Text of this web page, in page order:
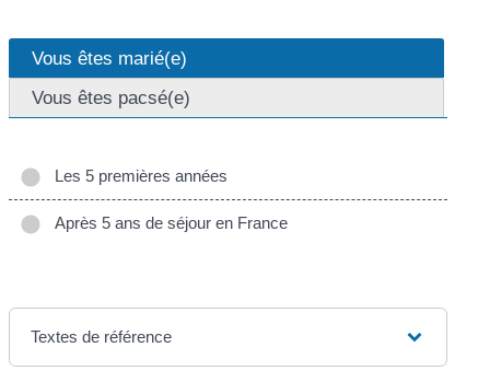
Vous êtes marié(e)
Vous êtes pacsé(e)
Les 5 premières années
Après 5 ans de séjour en France
Textes de référence